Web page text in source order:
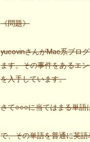
《問題》
yucovinさんがMac系ブロ
ます。その事件をあるエ
を入手しています。
さて○○○に当てはまる単語
で、その単語を普通に英